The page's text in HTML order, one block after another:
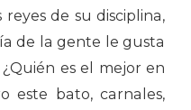
de su disciplina,
de la gente le gusta
es el mejor en
este bato, carnales,